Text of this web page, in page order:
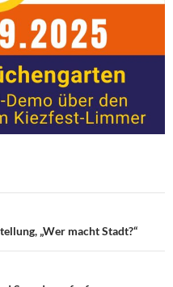
„Wer macht Stadt?“